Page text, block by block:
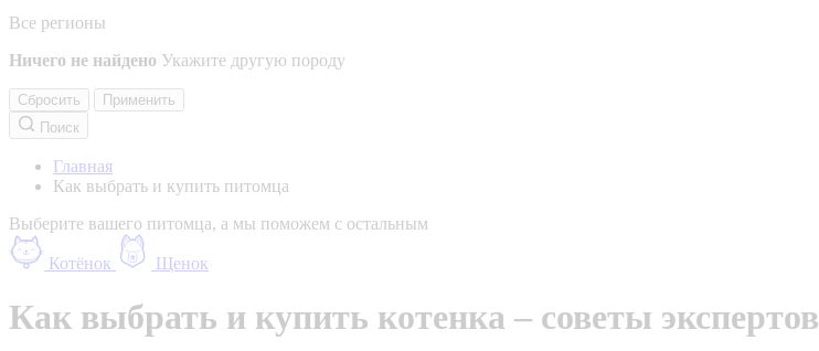
Все регионы
Ничего не найдено Укажите другую породу
Сбросить
Применить
Поиск
Главная
Как выбрать и купить питомца
Выберите вашего питомца, а мы поможем с остальным
Котёнок Щенок
Как выбрать и купить котенка – советы экспертов